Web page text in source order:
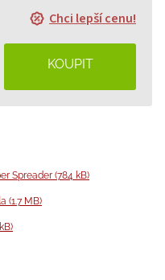
Chci lepší cenu!
Spreader (784 kB)
(1.7 MB)